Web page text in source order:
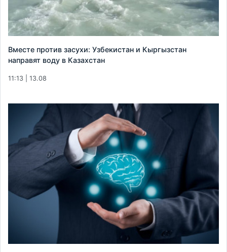
Вместе против засухи: Узбекистан и Кыргызстан
направят воду в Казахстан
11:13 | 13.08